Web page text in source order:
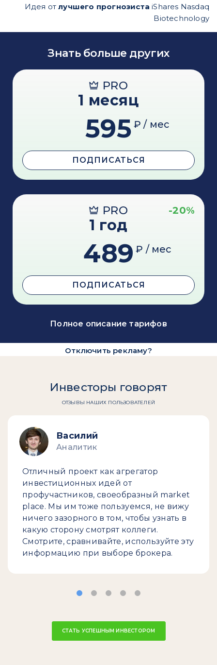
Идея отлучшего прогнозиста iShares Nasdaq
Biotechnology
Знать больше других
PRO
1 месяц
595 ₽ / мес
ПОДПИСАТЬСЯ
PRO -20%
1 год
489 ₽ / мес
ПОДПИСАТЬСЯ
Полное описание тарифов
Отключить рекламу?
Инвесторы говорят
ОТЗЫВЫ НАШИХ ПОЛЬЗОВАТЕЛЕЙ
Василий
Аналитик
Отличный проект как агрегатор
инвестиционных идей от
профучастников, своеобразный market
place. Мы им тоже пользуемся, не вижу
ничего зазорного в том, чтобы узнать в
какую сторону смотрят коллеги.
Смотрите, сравнивайте, используйте эту
информацию при выборе брокера.
СТАТЬ УСПЕШНЫМ ИНВЕСТОРОМ